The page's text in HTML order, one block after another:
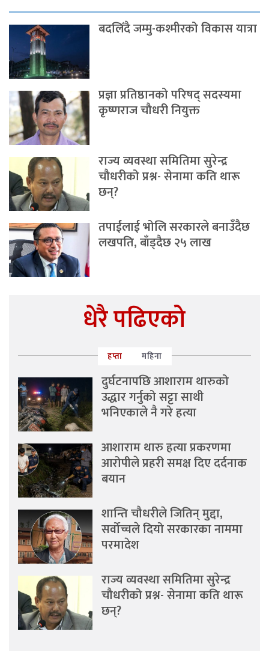
बदलिँदै जम्मु-कश्मीरको विकास यात्रा
प्रज्ञा प्रतिष्ठानको परिषद् सदस्यमा
कृष्णराज चौधरी नियुक्त
राज्य व्यवस्था समितिमा सुरेन्द्र
चौधरीको प्रश्न- सेनामा कति थारू
छन्?
तपाईंलाई भोलि सरकारले बनाउँदैछ
लखपति, बाँड्दैछ २५ लाख
धेरै पढिएको
हप्ता महिना
दुर्घटनापछि आशाराम थारुको
उद्धार गर्नुको सट्टा साथी
भनिएकाले नै गरे हत्या
आशाराम थारु हत्या प्रकरणमा
आरोपीले प्रहरी समक्ष दिए दर्दनाक
बयान
शान्ति चौधरीले जितिन् मुद्दा,
सर्वोच्चले दियो सरकारका नाममा
परमादेश
राज्य व्यवस्था समितिमा सुरेन्द्र
चौधरीको प्रश्न- सेनामा कति थारू
छन्?